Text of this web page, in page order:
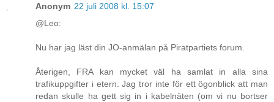
Anonym 22 juli 2008 kl. 15:07
@Leo:
Nu har jag läst din JO-anmälan på Piratpartiets forum.
Återigen, FRA kan mycket väl ha samlat in alla sina
trafikuppgifter i etern. Jag tror inte för ett ögonblick att man
redan skulle ha gett sig in i kabelnäten (om vi nu bortser